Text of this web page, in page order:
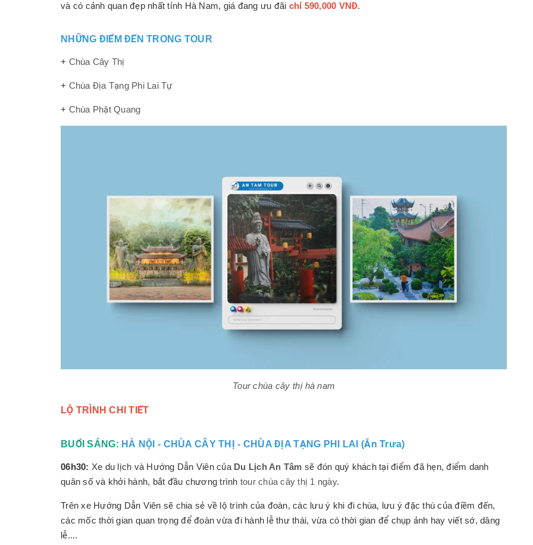
và có cảnh quan đẹp nhất tỉnh Hà Nam, giá đang ưu đãi chỉ 590,000 VNĐ.
NHỮNG ĐIỂM ĐẾN TRONG TOUR
+ Chùa Cây Thị
+ Chùa Địa Tạng Phi Lai Tự
+ Chùa Phật Quang
Tour chùa cây thị hà nam
LỘ TRÌNH CHI TIẾT
BUỔI SÁNG: HÀ NỘI - CHÙA CÂY THỊ - CHÙA ĐỊA TẠNG PHI LAI (Ăn Trưa)
06h30: Xe du lịch và Hướng Dẫn Viên của Du Lịch An Tâm sẽ đón quý khách tại điểm đã hẹn, điểm danh
quân số và khởi hành, bắt đầu chương trình tour chùa cây thị 1 ngày.
Trên xe Hướng Dẫn Viên sẽ chia sẻ về lộ trình của đoàn, các lưu ý khi đi chùa, lưu ý đặc thù của điềm đến,
các mốc thời gian quan trọng để đoàn vừa đi hành lễ thư thái, vừa có thời gian để chụp ảnh hay viết sớ, dâng
lễ....